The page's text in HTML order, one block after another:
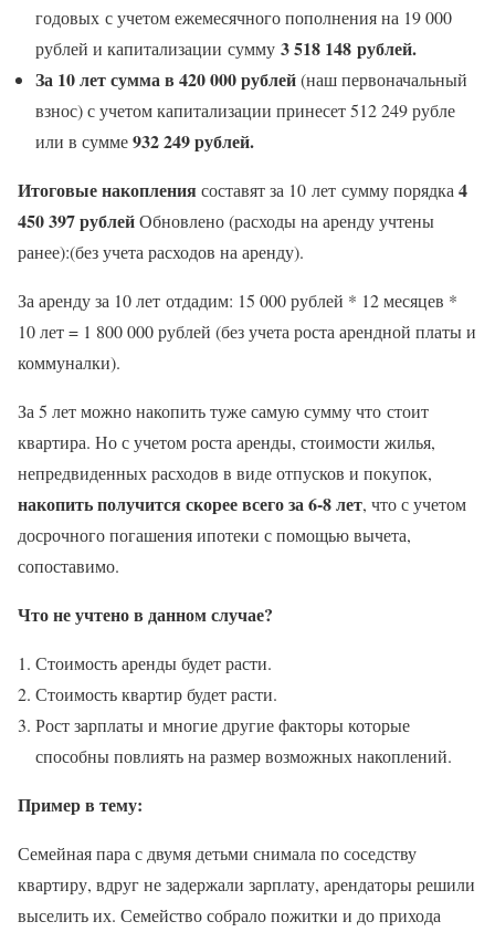
годовых с учетом ежемесячного пополнения на 19 000
рублей и капитализации сумму 3 518 148 рублей.
За 10 лет сумма в 420 000 рублей(наш первоначальный
взнос) с учетом капитализации принесет 512 249 рубле
или в сумме932 249 рублей.
Итоговые накоплениясоставят за 10 лет сумму порядка 4
450 397 рублейОбновлено (расходы на аренду учтены
ранее):(без учета расходов на аренду).
За аренду за 10 лет отдадим: 15 000 рублей * 12 месяцев *
10 лет = 1 800 000 рублей (без учета роста арендной платы и
коммуналки).
За 5 лет можно накопить туже самую сумму что стоит
квартира. Но с учетом роста аренды, стоимости жилья,
непредвиденных расходов в виде отпусков и покупок,
накопить получится скорее всего за 6-8 лет, что с учетом
досрочного погашения ипотеки с помощью вычета,
сопоставимо.
Что не учтено в данном случае?
Стоимость аренды будет расти.
Стоимость квартир будет расти.
Рост зарплаты и многие другие факторы которые
способны повлиять на размер возможных накоплений.
Пример в тему:
Семейная пара с двумя детьми снимала по соседству
квартиру, вдруг не задержали зарплату, арендаторы решили
выселить их. Семейство собрало пожитки и до прихода